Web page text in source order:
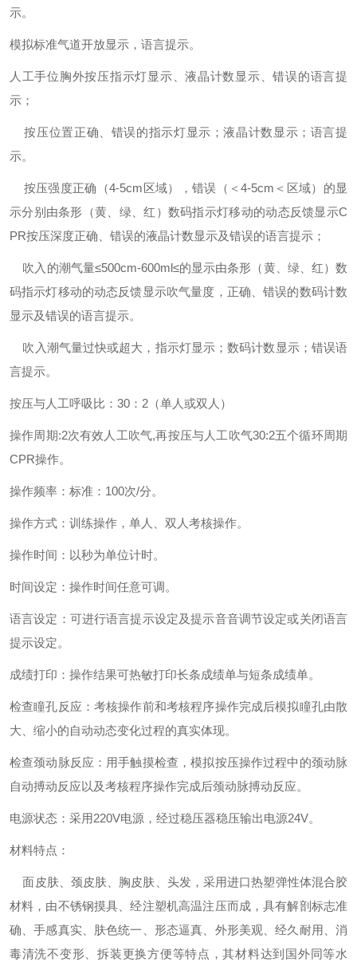
示。
模拟标准气道开放显示，语言提示。
人工手位胸外按压指示灯显示、液晶计数显示、错误的语言提
示；
按压位置正确、错误的指示灯显示；液晶计数显示；语言提
示。
按压强度正确（4-5cm区域），错误（＜4-5cm＜区域）的显
示分别由条形（黄、绿、红）数码指示灯移动的动态反馈显示C
PR按压深度正确、错误的液晶计数显示及错误的语言提示；
吹入的潮气量≤500cm-600ml≤的显示由条形（黄、绿、红）数
码指示灯移动的动态反馈显示吹气量度，正确、错误的数码计数
显示及错误的语言提示。
吹入潮气量过快或超大，指示灯显示；数码计数显示；错误语
言提示。
按压与人工呼吸比：30：2（单人或双人）
操作周期:2次有效人工吹气,再按压与人工吹气30:2五个循环周期
CPR操作。
操作频率：标准：100次/分。
操作方式：训练操作，单人、双人考核操作。
操作时间：以秒为单位计时。
时间设定：操作时间任意可调。
语言设定：可进行语言提示设定及提示音音调节设定或关闭语言
提示设定。
成绩打印：操作结果可热敏打印长条成绩单与短条成绩单。
检查瞳孔反应：考核操作前和考核程序操作完成后模拟瞳孔由散
大、缩小的自动动态变化过程的真实体现。
检查颈动脉反应：用手触摸检查，模拟按压操作过程中的颈动脉
自动搏动反应以及考核程序操作完成后颈动脉搏动反应。
电源状态：采用220V电源，经过稳压器稳压输出电源24V。
材料特点：
面皮肤、颈皮肤、胸皮肤、头发，采用进口热塑弹性体混合胶
材料，由不锈钢摸具、经注塑机高温注压而成，具有解剖标志准
确、手感真实、肤色统一、形态逼真、外形美观、经久耐用、消
毒清洗不变形、拆装更换方便等特点，其材料达到国外同等水